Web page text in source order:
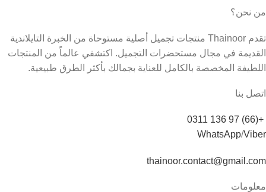
من نحن؟
تقدم Thainoor منتجات تجميل أصلية مستوحاة من الخبرة التايلاندية
القديمة في مجال مستحضرات التجميل. اكتشفي عالماً من المنتجات
اللطيفة المخصصة بالكامل للعناية بجمالك بأكثر الطرق طبيعية.
اتصل بنا
+(66) 97 136 0311
WhatsApp/Viber
thainoor.contact@gmail.com
معلومات